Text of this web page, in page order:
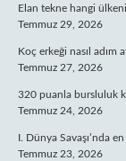
Elan tekne hangi
Temmuz 29, 2026
Koç erkeği nasıl adım
Temmuz 27, 2026
320 puanla bursluluk
Temmuz 24, 2026
I. Dünya Savaşı’nda
Temmuz 23, 2026